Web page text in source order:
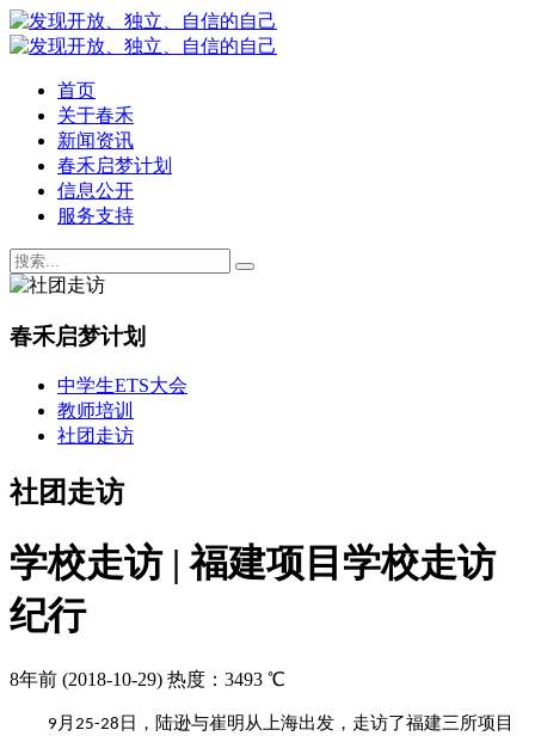
首页
关于春禾
新闻资讯
春禾启梦计划
信息公开
服务支持
春禾启梦计划
中学生ETS大会
教师培训
社团走访
社团走访
学校走访 | 福建项目学校走访
纪行
8年前 (2018-10-29) 热度：3493 ℃
9 月 25-28 日，陆逊与崔明从上海出发，走访了福建三所项目